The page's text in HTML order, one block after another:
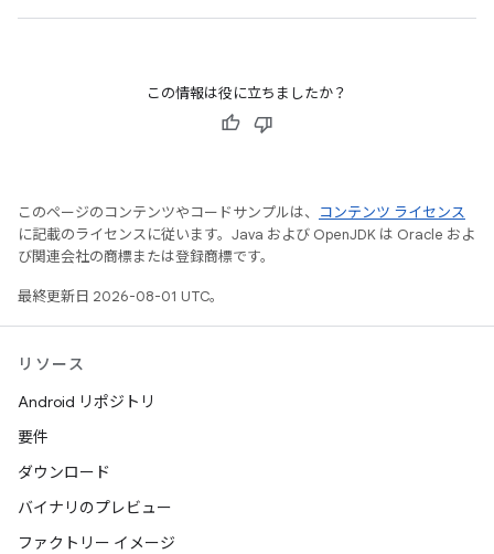
この情報は役に立ちましたか？
このページのコンテンツやコードサンプルは、
コンテンツ ライセンス
に記載のライセンスに従います。Java および OpenJDK は Oracle およ
び関連会社の商標または登録商標です。
最終更新日 2026-08-01 UTC。
リソース
Android リポジトリ
要件
ダウンロード
バイナリのプレビュー
ファクトリー イメージ